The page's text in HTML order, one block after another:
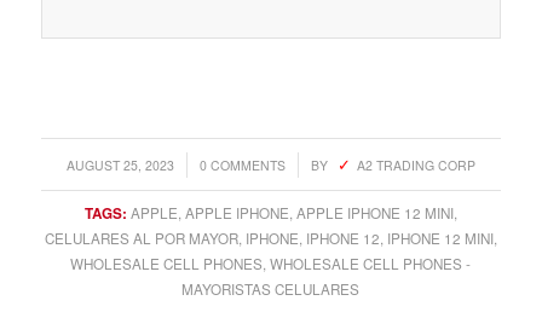
AUGUST 25, 2023
/ 0 COMMENTS
/ BY A2 TRADING CORP
TAGS: APPLE,APPLE IPHONE,APPLE IPHONE 12 MINI,
CELULARES AL POR MAYOR, IPHONE, IPHONE 12, IPHONE 12 MINI,
WHOLESALE CELL PHONES,WHOLESALE CELL PHONES -
MAYORISTAS CELULARES